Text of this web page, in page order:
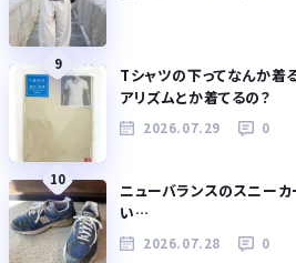
9
Tシャツの下ってなんか着
アリズムとか着てるの？
2026.07.29 0
10
ニューバランスのスニーカ
い…
2026.07.28 0